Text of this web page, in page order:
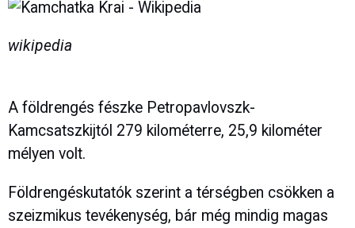
wikipedia
A földrengés fészke Petropavlovszk-
Kamcsatszkijtól 279 kilométerre, 25,9 kilométer
mélyen volt.
Földrengéskutatók szerint a térségben csökken a
szeizmikus tevékenység, bár még mindig magas